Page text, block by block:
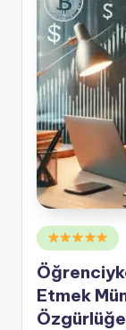
Posted
in
Etmek